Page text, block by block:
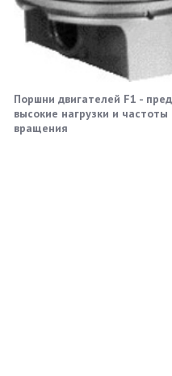
Поршни двигателей F1 -
высокие нагрузки и частоты
вращения